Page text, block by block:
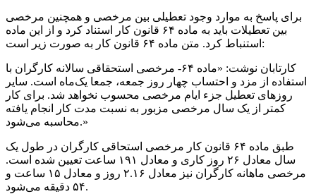
برای پاسخ به موارد وجود تعطیلی بین مرخصی و همچنین مرخصی
بین تعطیلات باید به ماده ۶۴ قانون کار استناد کرد و از این ماده
استنباط کرد. متن ماده ۶۴ قانون کار به صورت زیر است:
کارتابان نوشت: «ماده ۶۴- مرخصی استحقاقی سالانه کارگران با
استفاده از مزد و احتساب چهار روز جمعه، جمعا یک‌ماه است. سایر
روزهای تعطیل جزء ایام مرخصی محسوب نخواهد شد. برای کار
کمتر از یک سال مرخصی مزبور به نسبت مدت کار انجام یافته
محاسبه می‌شود.»
طبق ماده ۶۴ قانون کار مرخصی استحاقی کارگران در طول یک
سال معادل ۲۶ روز کاری و معادل ۱۹۱ ساعت تعیین شده است.
مرخصی ماهانه کارگران نیز معادل ۲.۱۶ روز و معادل ۱۵ ساعت و
۵۴ دقیقه می‌شود.